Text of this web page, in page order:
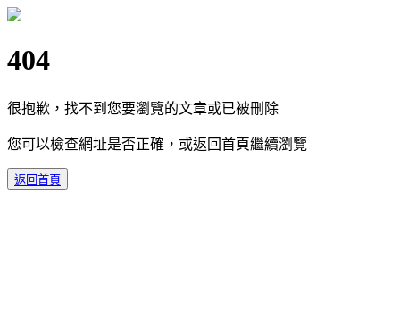
404
很抱歉，找不到您要瀏覽的文章或已被刪除
您可以檢查網址是否正確，或返回首頁繼續瀏覽
返回首頁